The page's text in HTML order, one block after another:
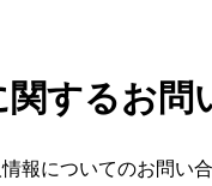
関するお問
報についてのお問い